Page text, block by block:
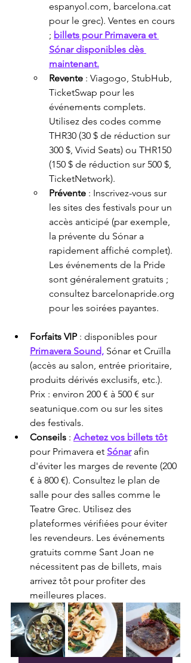
espanyol.com, barcelona.cat
pour le grec). Ventes en cours
; billets pour Primavera et
Sónar disponibles dès
maintenant.
Revente : Viagogo, StubHub,
TicketSwap pour les
événements complets.
Utilisez des codes comme
THR30 (30 $ de réduction sur
300 $, Vivid Seats) ou THR150
(150 $ de réduction sur 500 $,
TicketNetwork).
Prévente : Inscrivez-vous sur
les sites des festivals pour un
accès anticipé (par exemple,
la prévente du Sónar a
rapidement affiché complet).
Les événements de la Pride
sont généralement gratuits ;
consultez barcelonapride.org
pour les soirées payantes.
Forfaits VIP : disponibles pour
Primavera Sound, Sónar et Cruïlla
(accès au salon, entrée prioritaire,
produits dérivés exclusifs, etc.).
Prix : environ 200 € à 500 € sur
seatunique.com ou sur les sites
des festivals.
Conseils : Achetez vos billets tôt
pour Primavera et Sónar afin
d'éviter les marges de revente (200
€ à 800 €). Consultez le plan de
salle pour des salles comme le
Teatre Grec. Utilisez des
plateformes vérifiées pour éviter
les revendeurs. Les événements
gratuits comme Sant Joan ne
nécessitent pas de billets, mais
arrivez tôt pour profiter des
meilleures places.